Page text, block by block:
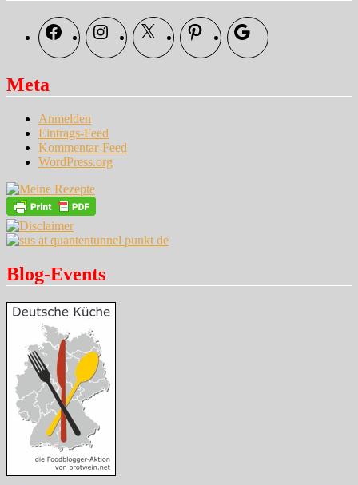
FacebookInstagramX Pinterest Google
Meta
Anmelden
Eintrags-Feed
Kommentar-Feed
WordPress.org
Blog-Events